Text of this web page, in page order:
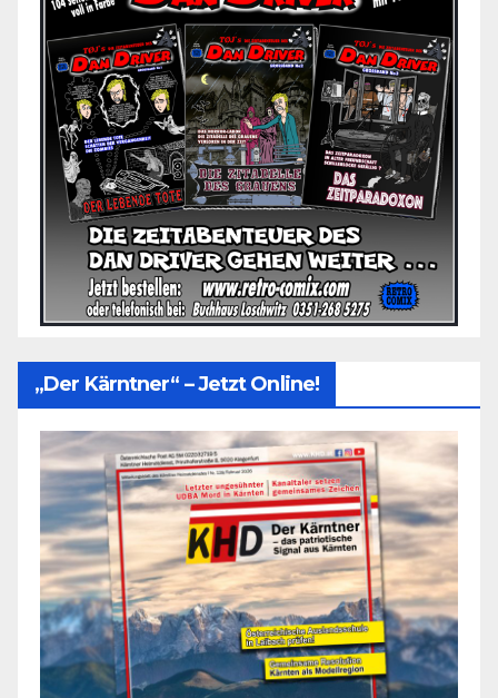
„Der Kärntner“ – Jetzt Online!